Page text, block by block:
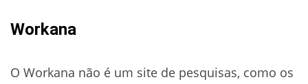
Workana
O Workana não é um site de pesquisas, como os